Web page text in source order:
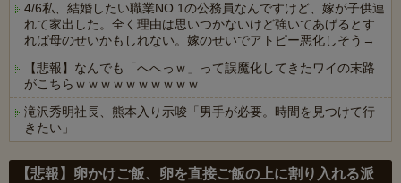
4/6私、結婚したい職業NO.1の公務員なんですけど、嫁が子供連
れて家出した。全く理由は思いつかないけど強いてあげるとす
れば母のせいかもしれない。嫁のせいでアトピー悪化しそう→
【悲報】なんでも「へへっｗ」って誤魔化してきたワイの末路
がこちらｗｗｗｗｗｗｗｗｗｗ
滝沢秀明社長、熊本入り示唆「男手が必要。時間を見つけて行
きたい」
【悲報】卵かけご飯、卵を直接ご飯の上に割り入れる派